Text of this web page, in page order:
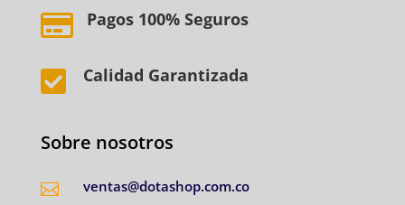
 Pagos 100% Seguros
 Calidad Garantizada
Sobre nosotros

ventas@dotashop.com.co